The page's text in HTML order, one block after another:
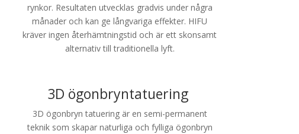
rynkor. Resultaten utvecklas gradvis under några
månader och kan ge långvariga effekter. HIFU
kräver ingen återhämtningstid och är ett skonsamt
alternativ till traditionella lyft.
3D ögonbryntatuering
3D ögonbryn tatuering är en semi-permanent
teknik som skapar naturliga och fylliga ögonbryn